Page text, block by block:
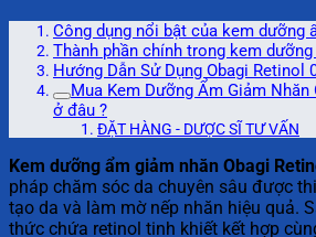
Công dụng nổi bật của kem dưỡng
Thành phần chính trong kem
Hướng Dẫn Sử Dụng Obagi Retinol
Mua Kem Dưỡng Ẩm Giảm
ở đâu ?
ĐẶT HÀNG - DƯỢC SĨ TƯ VẤN
Kem dưỡng ẩm giảm nhăn Obagi
pháp chăm sóc da chuyên sâu được
tạo da và làm mờ nếp nhăn hiệu quả.
thức chứa retinol tinh khiết kết hợp